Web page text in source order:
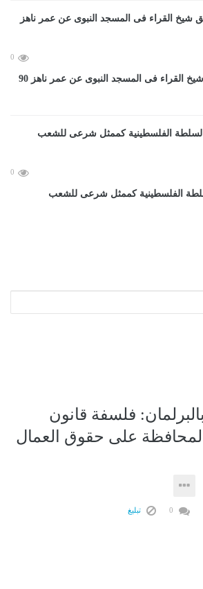
0
رحيل بشير أحمد صديق شيخ القراء فى المسجد النبوى عن عمر ناهز 90
0
الفلسطينية كممثل شرعى للشعب
فلسفة قانون
المحافظة على حقوق العمال
تبليغ